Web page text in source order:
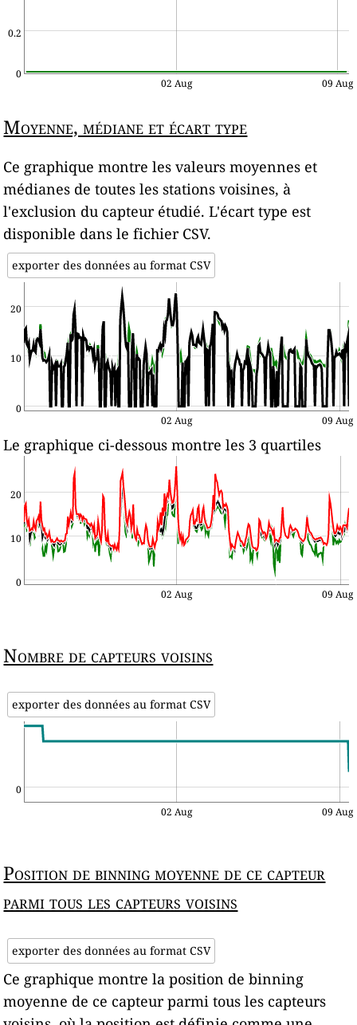
0
0.2
02 Aug 09 Aug
Moyenne, médiane et écart type
Ce graphique montre les valeurs moyennes et
médianes de toutes les stations voisines, à
l'exclusion du capteur étudié. L'écart type est
disponible dans le fichier CSV.
exporter des données au format CSV
0
10
20
02 Aug 09 Aug
Le graphique ci-dessous montre les 3 quartiles
0
10
20
02 Aug 09 Aug
Nombre de capteurs voisins
exporter des données au format CSV
0
02 Aug
09 Aug
Position de binning moyenne de ce capteur
parmi tous les capteurs voisins
exporter des données au format CSV
Ce graphique montre la position de binning
moyenne de ce capteur parmi tous les capteurs